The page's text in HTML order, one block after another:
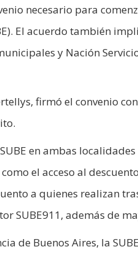
necesario para
El acuerdo también
y Nación
firmó el convenio
en ambas
el acceso al
a quienes realizan
SUBE911, además de
de Buenos Aires, la